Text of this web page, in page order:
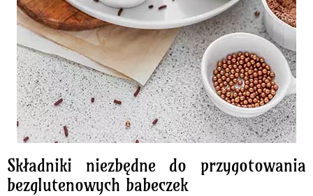
Składniki niezbędne do przygotowania
bezglutenowych babeczek